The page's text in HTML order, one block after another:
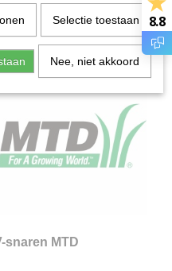
snaren MTD
8.8
Selectie toestaan
Nee, niet akkoord